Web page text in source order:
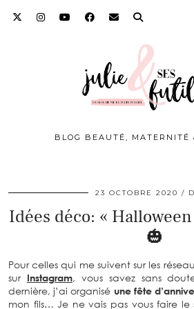
BLOG BEAUTÉ, MATERNITÉ
23 OCTOBRE 2020
Idées déco: «
! » 🎃
Pour celles qui me suivent sur
notamment surInstagram, vous savez
semaine dernière, j’ai organiséune
les 4 ans
de mon fils… Je ne vais pas